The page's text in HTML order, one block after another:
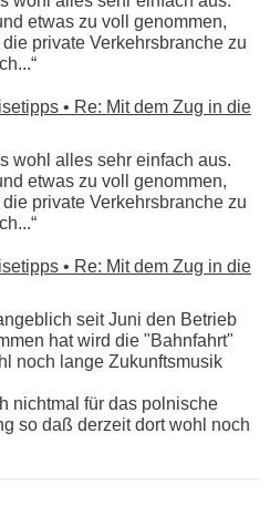
etwas zu voll genommen,
private Verkehrsbranche zu
• Re: Mit dem Zug in die
wohl alles sehr einfach aus.
etwas zu voll genommen,
private Verkehrsbranche zu
• Re: Mit dem Zug in die
seit Juni den Betrieb
hat wird die "Bahnfahrt"
noch lange Zukunftsmusik
nichtmal für das polnische
so daß derzeit dort wohl noch